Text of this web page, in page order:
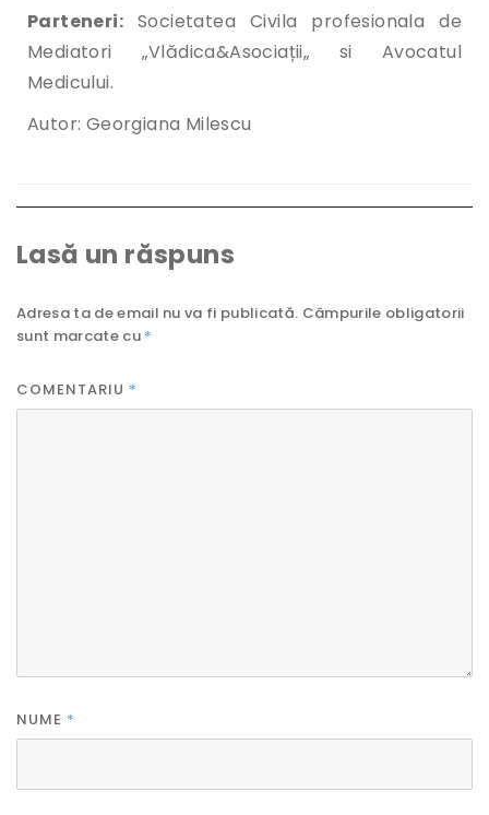
Parteneri: Societatea Civila profesionala de
Mediatori „Vlădica&Asociații„ si Avocatul
Medicului.
Autor: Georgiana Milescu
Lasă un răspuns
Adresa ta de email nu va fi publicată. Câmpurile obligatorii
sunt marcate cu *
COMENTARIU *
NUME *